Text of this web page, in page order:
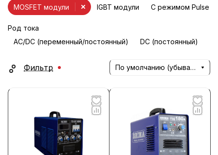
MOSFET модули
IGBT модули С режимом Pulse
Род тока
AC/DC (переменный/постоянный)
DC (постоянный)
Фильтр По умолчанию (убывание)